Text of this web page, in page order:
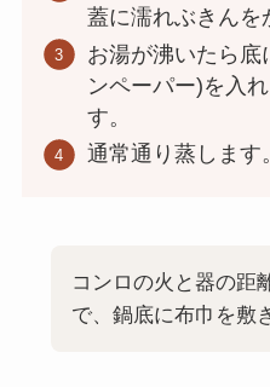
蓋に濡れぶきんを
お湯が沸いたら底
ンペーパー)を入
す。
通常通り蒸します。
コンロの火と器の距
で、鍋底に布巾を敷